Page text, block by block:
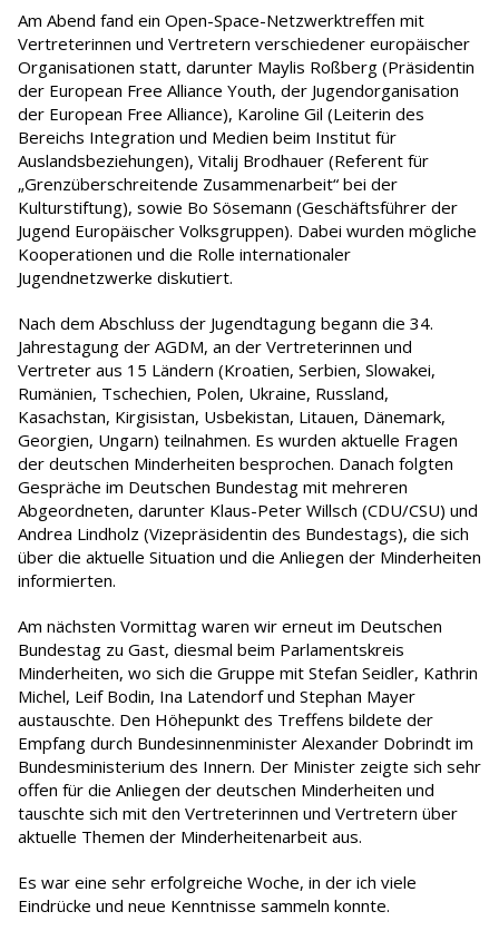
Am Abend fand ein Open-Space-Netzwerktreffen mit
Vertreterinnen und Vertretern verschiedener europäischer
Organisationen statt, darunter Maylis Roßberg (Präsidentin
der European Free Alliance Youth, der Jugendorganisation
der European Free Alliance), Karoline Gil (Leiterin des
Bereichs Integration und Medien beim Institut für
Auslandsbeziehungen), Vitalij Brodhauer (Referent für
„Grenzüberschreitende Zusammenarbeit“ bei der
Kulturstiftung), sowie Bo Sösemann (Geschäftsführer der
Jugend Europäischer Volksgruppen). Dabei wurden mögliche
Kooperationen und die Rolle internationaler
Jugendnetzwerke diskutiert.
Nach dem Abschluss der Jugendtagung begann die 34.
Jahrestagung der AGDM, an der Vertreterinnen und
Vertreter aus 15 Ländern (Kroatien, Serbien, Slowakei,
Rumänien, Tschechien, Polen, Ukraine, Russland,
Kasachstan, Kirgisistan, Usbekistan, Litauen, Dänemark,
Georgien, Ungarn) teilnahmen. Es wurden aktuelle Fragen
der deutschen Minderheiten besprochen. Danach folgten
Gespräche im Deutschen Bundestag mit mehreren
Abgeordneten, darunter Klaus-Peter Willsch (CDU/CSU) und
Andrea Lindholz (Vizepräsidentin des Bundestags), die sich
über die aktuelle Situation und die Anliegen der Minderheiten
informierten.
Am nächsten Vormittag waren wir erneut im Deutschen
Bundestag zu Gast, diesmal beim Parlamentskreis
Minderheiten, wo sich die Gruppe mit Stefan Seidler, Kathrin
Michel, Leif Bodin, Ina Latendorf und Stephan Mayer
austauschte. Den Höhepunkt des Treffens bildete der
Empfang durch Bundesinnenminister Alexander Dobrindt im
Bundesministerium des Innern. Der Minister zeigte sich sehr
offen für die Anliegen der deutschen Minderheiten und
tauschte sich mit den Vertreterinnen und Vertretern über
aktuelle Themen der Minderheitenarbeit aus.
Es war eine sehr erfolgreiche Woche, in der ich viele
Eindrücke und neue Kenntnisse sammeln konnte.